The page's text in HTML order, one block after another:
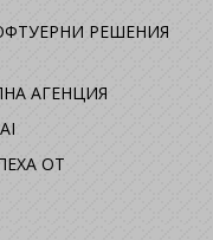
РЕШЕНИЯ
АГЕНЦИЯ
ОТ